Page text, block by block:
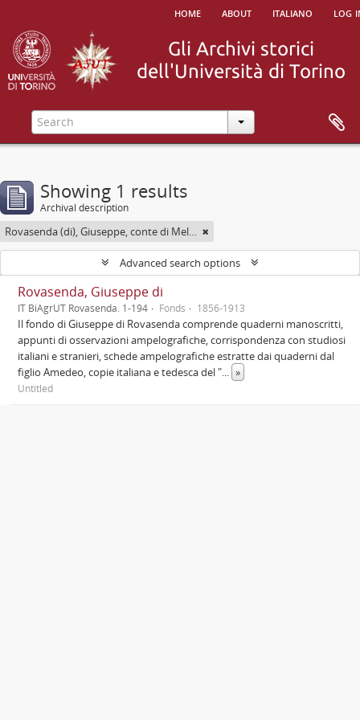
home about italiano log
Showing 1 results
Archival description
Rovasenda (di), Giuseppe, conte di Melle <1824-1913>
Advanced search options
Rovasenda, Giuseppe di
IT BiAgrUT Rovasenda. 1-194 Fonds 1856-1913
Il fondo di Giuseppe di Rovasenda comprende quaderni manoscritti,
appunti di osservazioni ampelografiche, corrispondenza con studiosi
italiani e stranieri, schede ampelografiche estratte dai quaderni dal
figlio Amedeo, copie italiana e tedesca del "... »
Untitled